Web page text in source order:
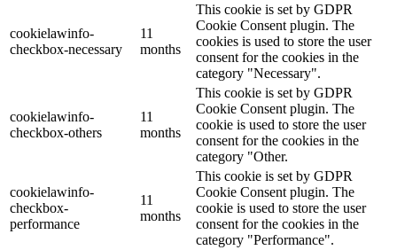
cookielawinfo-
checkbox-necessary
11
months
This cookie is set by GDPR
Cookie Consent plugin. The
cookies is used to store the user
consent for the cookies in the
category "Necessary".
cookielawinfo-
checkbox-others
11
months
This cookie is set by GDPR
Cookie Consent plugin. The
cookie is used to store the user
consent for the cookies in the
category "Other.
cookielawinfo-
checkbox-
performance
11
months
This cookie is set by GDPR
Cookie Consent plugin. The
cookie is used to store the user
consent for the cookies in the
category "Performance".